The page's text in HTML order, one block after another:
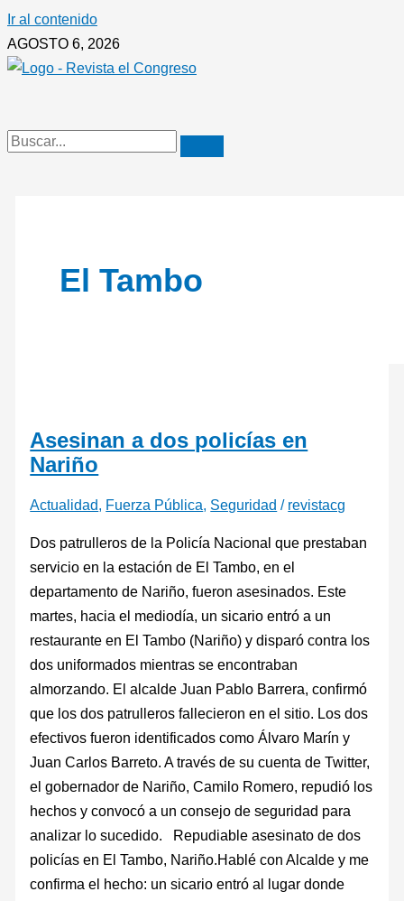
Ir al contenido
AGOSTO 6, 2026
El Tambo
Asesinan a dos policías en
Nariño
Actualidad, Fuerza Pública, Seguridad / revistacg
Dos patrulleros de la Policía Nacional que prestaban
servicio en la estación de El Tambo, en el
departamento de Nariño, fueron asesinados. Este
martes, hacia el mediodía, un sicario entró a un
restaurante en El Tambo (Nariño) y disparó contra los
dos uniformados mientras se encontraban
almorzando. El alcalde Juan Pablo Barrera, confirmó
que los dos patrulleros fallecieron en el sitio. Los dos
efectivos fueron identificados como Álvaro Marín y
Juan Carlos Barreto. A través de su cuenta de Twitter,
el gobernador de Nariño, Camilo Romero, repudió los
hechos y convocó a un consejo de seguridad para
analizar lo sucedido. Repudiable asesinato de dos
policías en El Tambo, Nariño.Hablé con Alcalde y me
confirma el hecho: un sicario entró al lugar donde